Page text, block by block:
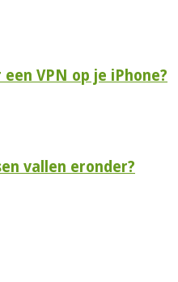
VPN op je iPhone?
vallen eronder?